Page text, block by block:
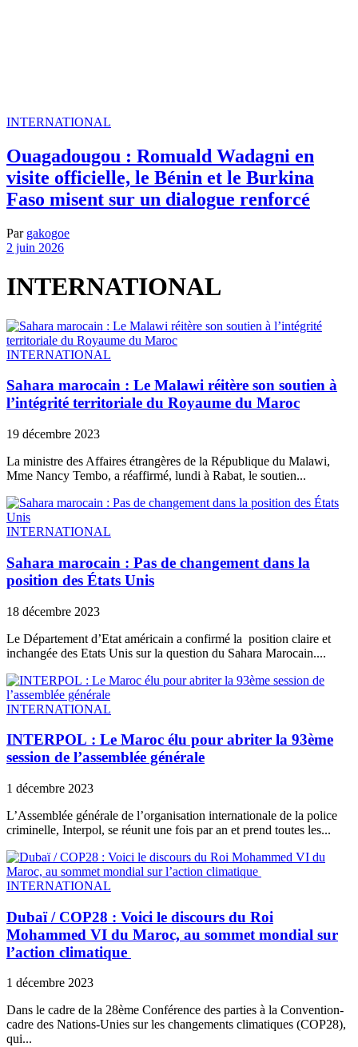
INTERNATIONAL
Ouagadougou : Romuald Wadagni en
visite officielle, le Bénin et le Burkina
Faso misent sur un dialogue renforcé
Par gakogoe
2 juin 2026
INTERNATIONAL
INTERNATIONAL
Sahara marocain : Le Malawi réitère son soutien à
l’intégrité territoriale du Royaume du Maroc
19 décembre 2023
La ministre des Affaires étrangères de la République du Malawi,
Mme Nancy Tembo, a réaffirmé, lundi à Rabat, le soutien...
INTERNATIONAL
Sahara marocain : Pas de changement dans la
position des États Unis
18 décembre 2023
Le Département d’Etat américain a confirmé la position claire et
inchangée des Etats Unis sur la question du Sahara Marocain....
INTERNATIONAL
INTERPOL : Le Maroc élu pour abriter la 93ème
session de l’assemblée générale
1 décembre 2023
L’Assemblée générale de l’organisation internationale de la police
criminelle, Interpol, se réunit une fois par an et prend toutes les...
INTERNATIONAL
Dubaï / COP28 : Voici le discours du Roi
Mohammed VI du Maroc, au sommet mondial sur
l’action climatique
1 décembre 2023
Dans le cadre de la 28ème Conférence des parties à la Convention-
cadre des Nations-Unies sur les changements climatiques (COP28),
qui...